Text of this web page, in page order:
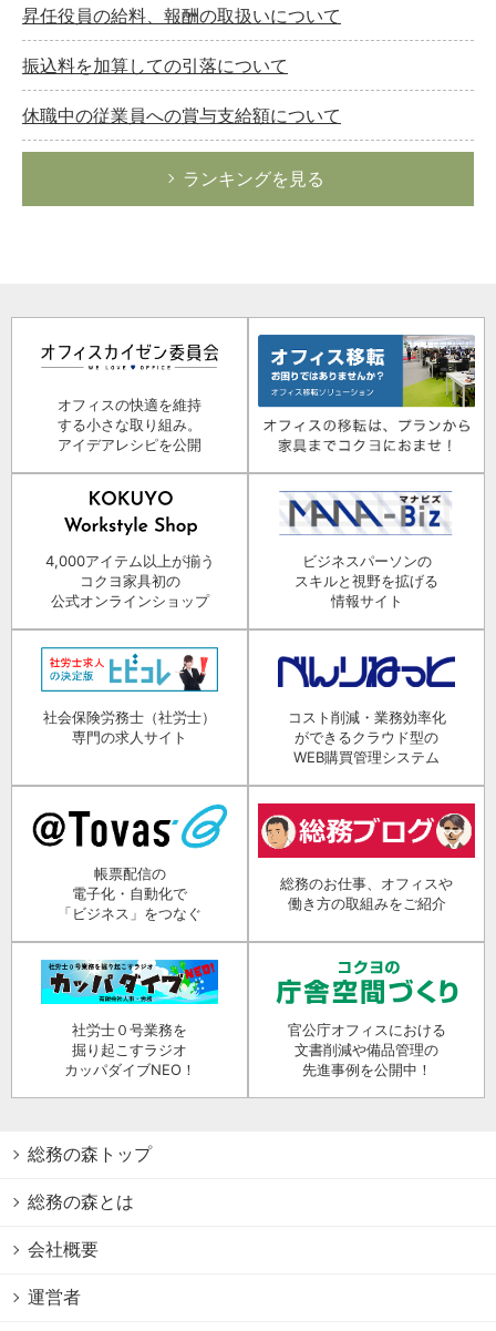
昇任役員の給料、報酬の取扱いについて
振込料を加算しての引落について
休職中の従業員への賞与支給額について
ランキングを見る
オフィスの快適を維持
する小さな取り組み。
アイデアレシピを公開
4,000アイテム以上が揃う
コクヨ家具初の
公式オンラインショップ
ビジネスパーソンの
スキルと視野を拡げる
情報サイト
社会保険労務士（社労士）
専門の求人サイト
コスト削減・業務効率化
ができるクラウド型の
WEB購買管理システム
帳票配信の
電子化・自動化で
「ビジネス」をつなぐ
総務のお仕事、オフィスや
働き方の取組みをご紹介
社労士０号業務を
掘り起こすラジオ
カッパダイブNEO！
官公庁オフィスにおける
文書削減や備品管理の
先進事例を公開中！
総務の森トップ
総務の森とは
会社概要
運営者